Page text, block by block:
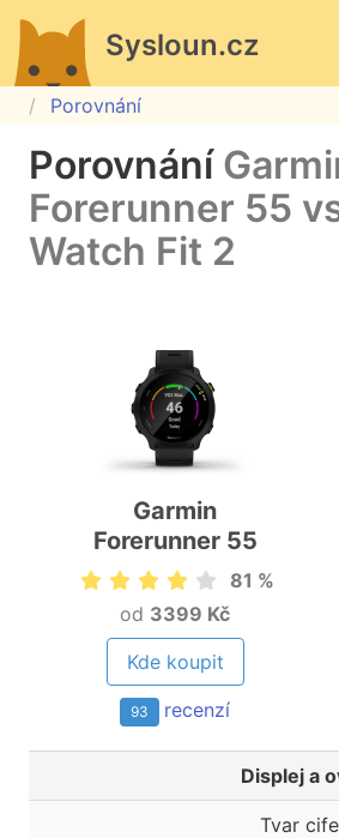
Sysloun.cz
Porovnání
Porovnání
Forerunner 55
Watch Fit 2
Garmin
Forerunner 55
81 %
od 3399 Kč
Kde koupit
93 recenzí
Displej a
Tvar